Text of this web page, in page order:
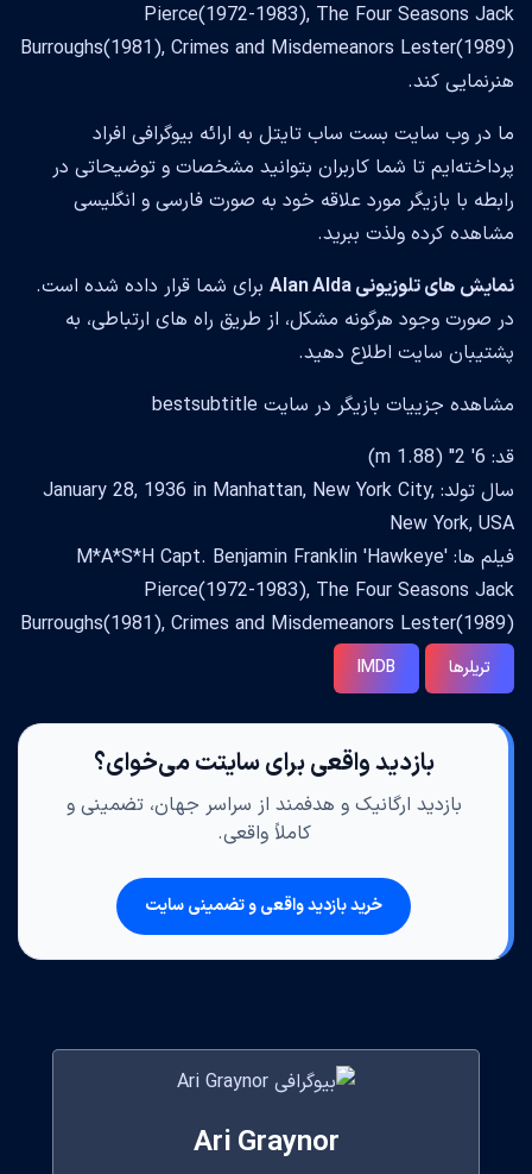
Pierce(1972-1983), The Four Seasons Jack
Burroughs(1981), Crimes and Misdemeanors Lester(1989)
هنرنمایی کند.
ما در وب سایت بست ساب تایتل به ارائه بیوگرافی افراد
پرداخته‌ایم تا شما کاربران بتوانید مشخصات و توضیحاتی در
رابطه با بازیگر مورد علاقه خود به صورت فارسی و انگلیسی
مشاهده کرده ولذت ببرید.
نمایش های تلوزیونی Alan Alda
برای شما قرار داده شده است.
در صورت وجود هرگونه مشکل، از طریق راه های ارتباطی، به
پشتیبان سایت اطلاع دهید.
مشاهده جزییات بازیگر در سایت bestsubtitle
قد: 6' 2" (1.88 m)
سال تولد: January 28, 1936 in Manhattan, New York City,
New York, USA
فیلم ها: M*A*S*H Capt. Benjamin Franklin 'Hawkeye'
Pierce(1972-1983), The Four Seasons Jack
Burroughs(1981), Crimes and Misdemeanors Lester(1989)
تریلرها IMDB
بازدید واقعی برای سایتت می‌خوای؟
بازدید ارگانیک و هدفمند از سراسر جهان، تضمینی و
کاملاً واقعی.
خرید بازدید واقعی و تضمینی سایت
Ari Graynor